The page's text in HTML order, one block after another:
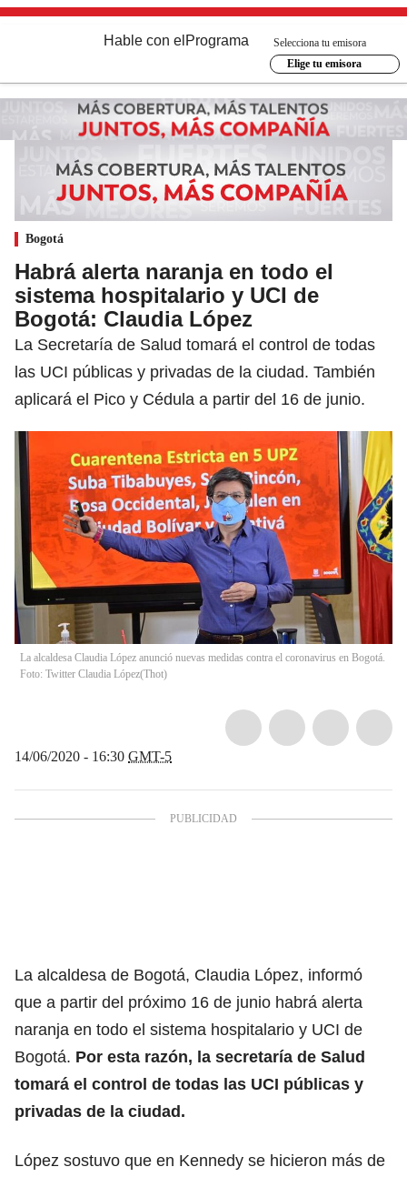
Hable con el Programa
Selecciona tu emisora
Elige tu emisora
Bogotá
Habrá alerta naranja en todo el
sistema hospitalario y UCI de
Bogotá: Claudia López
La Secretaría de Salud tomará el control de todas
las UCI públicas y privadas de la ciudad. También
aplicará el Pico y Cédula a partir del 16 de junio.
La alcaldesa Claudia López anunció nuevas medidas contra el coronavirus en Bogotá.
Foto: Twitter Claudia López(Thot)
14/06/2020 - 16:30 GMT-5
La alcaldesa de Bogotá, Claudia López, informó
que a partir del próximo 16 de junio habrá alerta
naranja en todo el sistema hospitalario y UCI de
Bogotá. Por esta razón, la secretaría de Salud
tomará el control de todas las UCI públicas y
privadas de la ciudad.
López sostuvo que en Kennedy se hicieron más de